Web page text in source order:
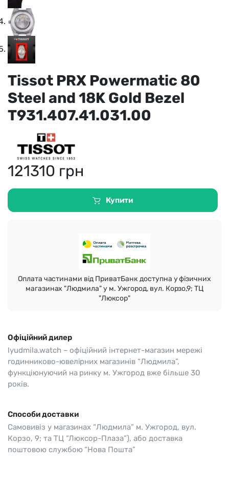
Tissot PRX Powermatic 80
Steel and 18K Gold Bezel
T931.407.41.031.00
121310 грн
Купити
Оплата частинами від ПриватБанк доступна у фізичних
магазинах "Людмила" у м. Ужгород, вул. Корзо,9; ТЦ
"Люксор"
Офіційний дилер
lyudmila.watch – офіційний інтернет-магазин мережі
годинниково-ювелірних магазинів “Людмила”,
функціюнуючий на ринку м. Ужгород вже більше 30
років.
Способи доставки
Самовивіз у магазинах “Людмила” м. Ужгород, вул.
Корзо, 9; та ТЦ “Люксор-Плаза”), або доставка
поштовою службою “Нова Пошта”